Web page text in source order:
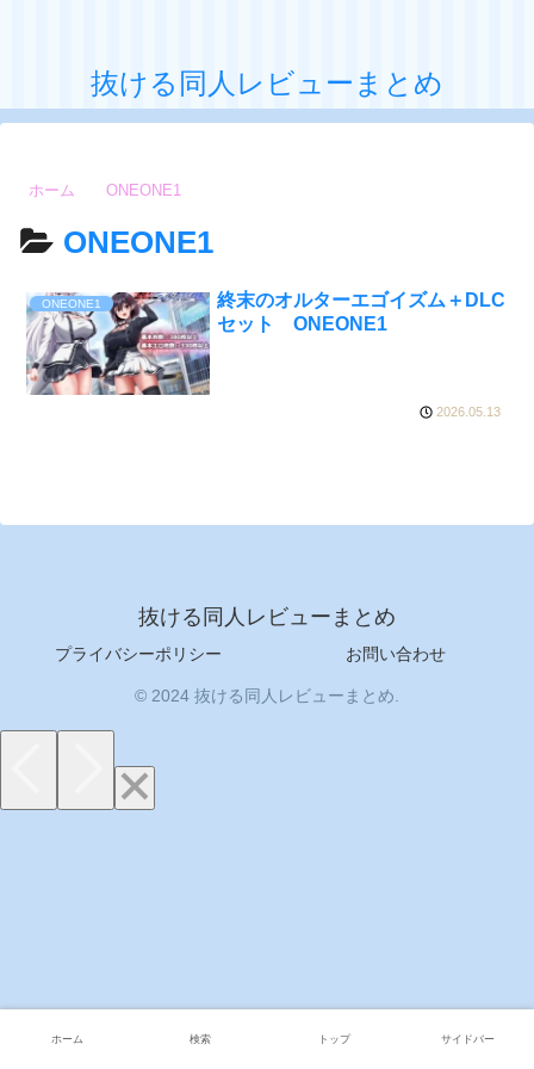
抜ける同人レビューまとめ
ホーム ONEONE1
ONEONE1
ONEONE1
終末のオルターエゴイズム＋DLC
セット ONEONE1
2026.05.13
抜ける同人レビューまとめ
プライバシーポリシー お問い合わせ
© 2024 抜ける同人レビューまとめ.
ホーム 検索 トップ サイドバー